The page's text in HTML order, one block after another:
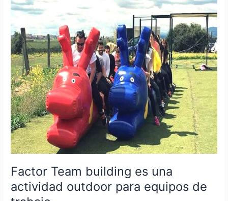
por
Madrid
de
los
Austrias
Factor Team building es una
actividad outdoor para equipos de